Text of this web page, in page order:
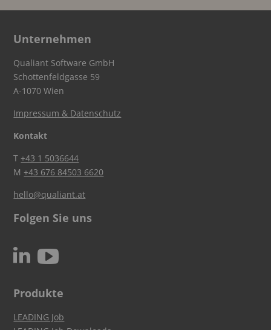
Unternehmen
Qualiant Software GmbH
Schottenfeldgasse 59
A-1070 Wien
Impressum & Datenschutz
Kontakt
T+43 1 5036644
M+43 676 84503 6620
hello@qualiant.at
Folgen Sie uns
N c
Produkte
LEADING Job